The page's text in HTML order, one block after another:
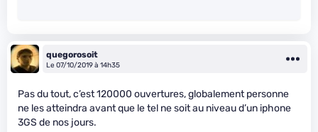
quegorosoit
Le 07/10/2019 à 14h35
Pas du tout, c’est 120000 ouvertures, globalement personne
ne les atteindra avant que le tel ne soit au niveau d’un iphone
3GS de nos jours.